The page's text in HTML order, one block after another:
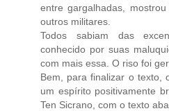
entre gargalhadas,
outros militares.
Todos sabiam das
conhecido por suas
com mais essa. O riso foi
Bem, para finalizar o texto,
um espírito positivamente
Ten Sicrano, com o texto